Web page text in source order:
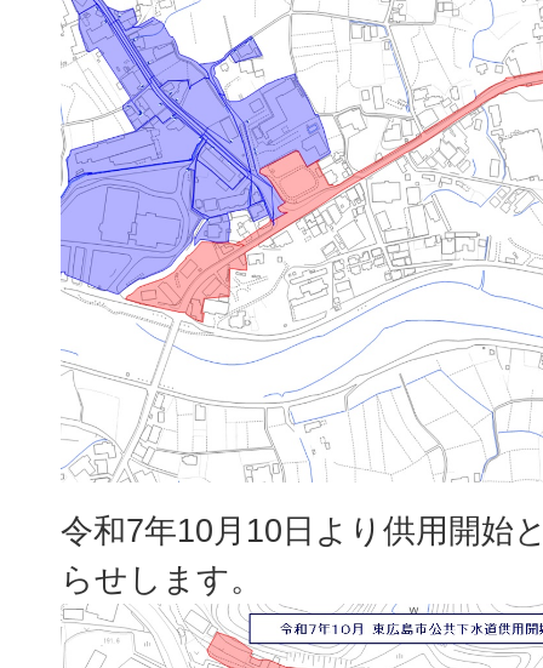
令和7年10月10日より供用開始
らせします。